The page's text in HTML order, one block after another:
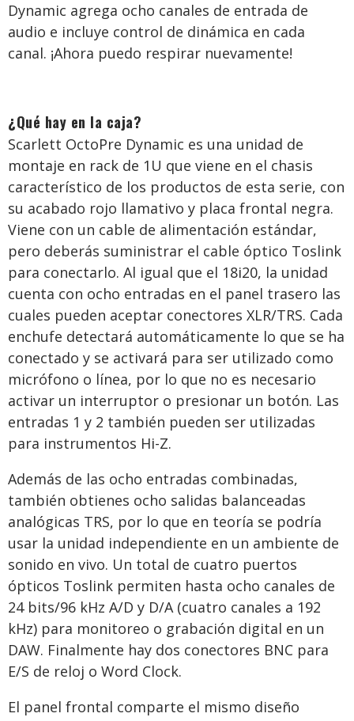
Dynamic agrega ocho canales de entrada de
audio e incluye control de dinámica en cada
canal. ¡Ahora puedo respirar nuevamente!
¿Qué hay en la caja?
Scarlett OctoPre Dynamic es una unidad de
montaje en rack de 1U que viene en el chasis
característico de los productos de esta serie, con
su acabado rojo llamativo y placa frontal negra.
Viene con un cable de alimentación estándar,
pero deberás suministrar el cable óptico Toslink
para conectarlo. Al igual que el 18i20, la unidad
cuenta con ocho entradas en el panel trasero las
cuales pueden aceptar conectores XLR/TRS. Cada
enchufe detectará automáticamente lo que se ha
conectado y se activará para ser utilizado como
micrófono o línea, por lo que no es necesario
activar un interruptor o presionar un botón. Las
entradas 1 y 2 también pueden ser utilizadas
para instrumentos Hi-Z.
Además de las ocho entradas combinadas,
también obtienes ocho salidas balanceadas
analógicas TRS, por lo que en teoría se podría
usar la unidad independiente en un ambiente de
sonido en vivo. Un total de cuatro puertos
ópticos Toslink permiten hasta ocho canales de
24 bits/96 kHz A/D y D/A (cuatro canales a 192
kHz) para monitoreo o grabación digital en un
DAW. Finalmente hay dos conectores BNC para
E/S de reloj o Word Clock.
El panel frontal comparte el mismo diseño